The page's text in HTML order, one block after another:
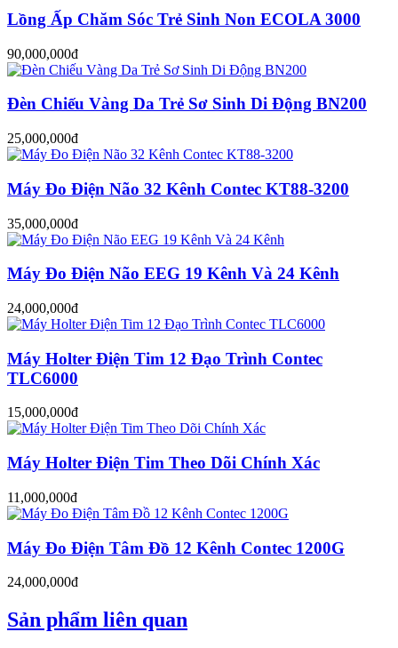
Lồng Ấp Chăm Sóc Trẻ Sinh Non ECOLA 3000
90,000,000đ
Đèn Chiếu Vàng Da Trẻ Sơ Sinh Di Động BN200
25,000,000đ
Máy Đo Điện Não 32 Kênh Contec KT88-3200
35,000,000đ
Máy Đo Điện Não EEG 19 Kênh Và 24 Kênh
24,000,000đ
Máy Holter Điện Tim 12 Đạo Trình Contec
TLC6000
15,000,000đ
Máy Holter Điện Tim Theo Dõi Chính Xác
11,000,000đ
Máy Đo Điện Tâm Đồ 12 Kênh Contec 1200G
24,000,000đ
Sản phẩm liên quan